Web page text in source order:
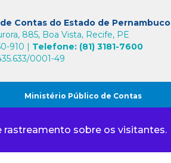
Contas do Estado de Pernambuco
885, Boa Vista, Recife, PE
910 | Telefone: (81) 3181-7600
0001-49
Ministério Público de Contas
Cidadão
sobre os visitantes.